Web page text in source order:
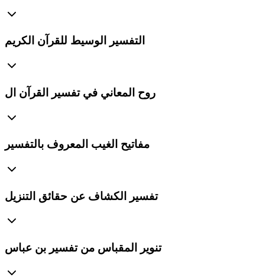
التفسير الوسيط للقرآن الكريم
روح المعاني في تفسير القرآن ال
مفاتيح الغيب المعروف بالتفسير
تفسير الكشاف عن حقائق التنزيل
تنوير المقباس من تفسير بن عباس